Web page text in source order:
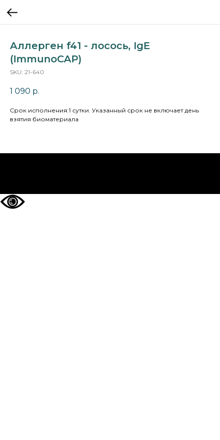
Аллерген f41 - лосось, IgE
(ImmunoCAP)
SKU: 21-640
1 090 р.
Cрок исполнения:1 сутки. Указанный срок не включает день
взятия биоматериала